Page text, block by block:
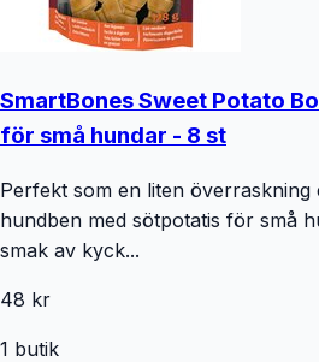
SmartBones Sweet Potato
för små hundar - 8 st
Perfekt som en liten överraskning
hundben med sötpotatis för små
smak av kyck...
48 kr
1 butik